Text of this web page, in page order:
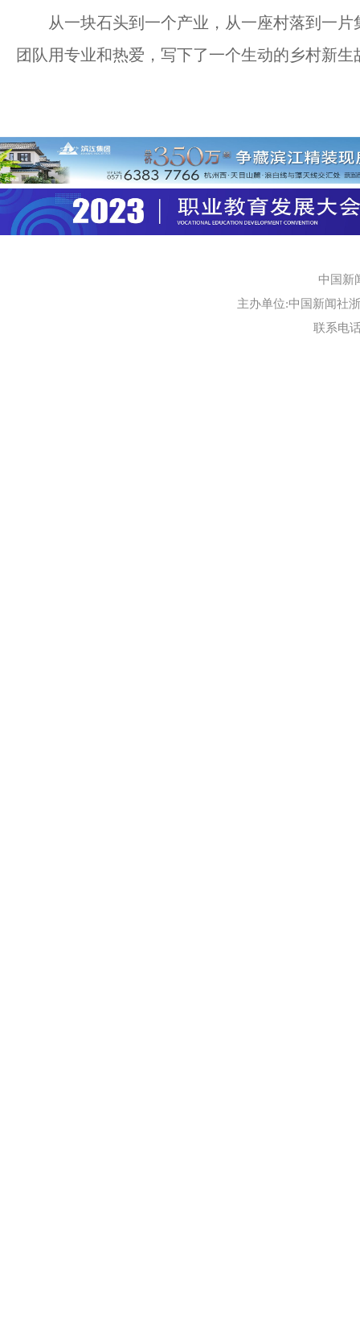
从一块石头到一个产业，从一座村落到一片
团队用专业和热爱，写下了一个生动的乡村新生
中国新
主办单位:中国新闻社
联系电